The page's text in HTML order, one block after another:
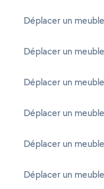
Déplacer un
Déplacer un
Déplacer un
Déplacer un
Déplacer un
Déplacer un